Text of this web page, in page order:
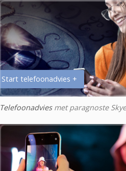
Start telefoonadvies +
Telefoonadviesmet paragnoste Skye